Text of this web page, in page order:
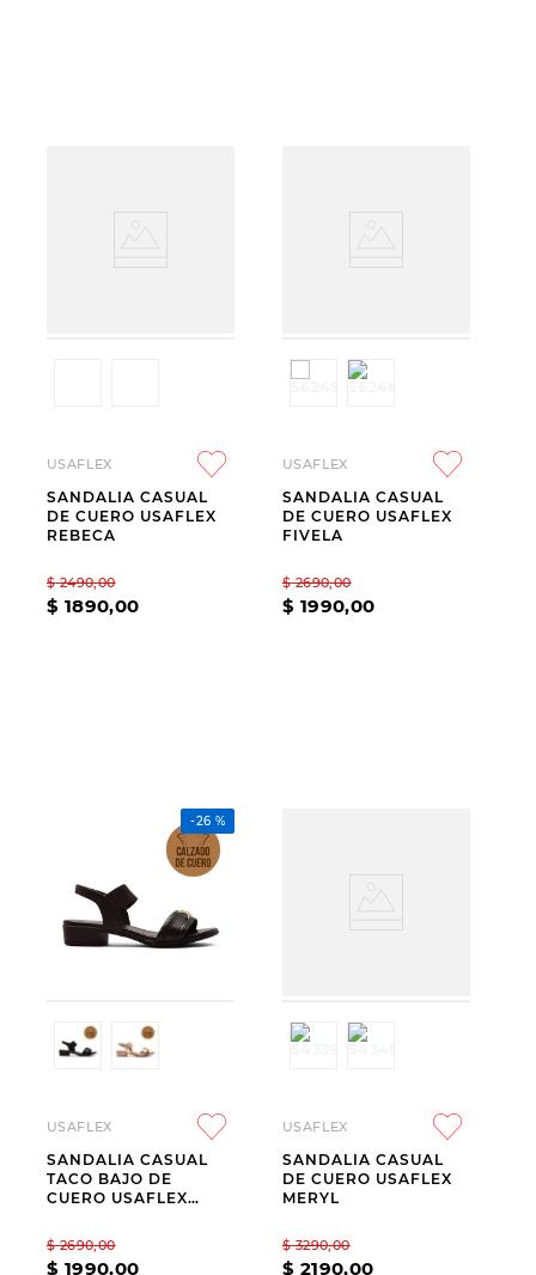
USAFLEX
SANDALIA CASUAL
DE CUERO USAFLEX
REBECA
$ 2490,00
$ 1890,00
USAFLEX
SANDALIA CASUAL
DE CUERO USAFLEX
FIVELA
$ 2690,00
$ 1990,00
-26 %
USAFLEX
SANDALIA CASUAL
TACO BAJO DE
CUERO USAFLEX
$ 2690,00
$ 1990,00
USAFLEX
SANDALIA CASUAL
DE CUERO USAFLEX
MERYL
$ 3290,00
$ 2190,00